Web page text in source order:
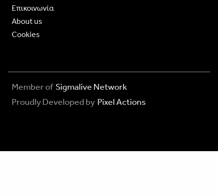
Επικοινωνία
About us
Cookies
Member of Sigmalive Network
Proudly Developed by Pixel Actions